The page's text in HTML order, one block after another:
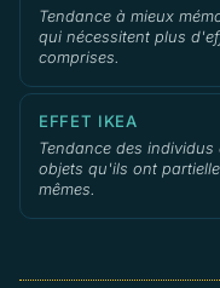
Tendance à mieux
qui nécessitent plus
comprises.
EFFET IKEA
Tendance des
objets qu'ils ont
mêmes.